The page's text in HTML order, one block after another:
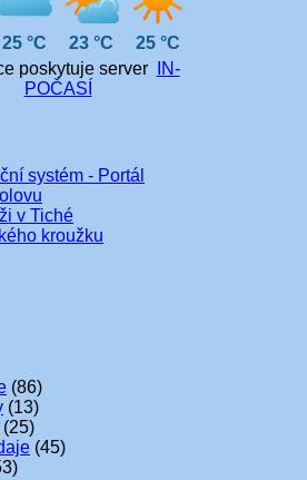
25 °C 23 °C
25 °C
poskytuje server
IN-
POČASÍ
systém - Portál
v Tiché
kroužku
(86)
(13)
(25)
(45)